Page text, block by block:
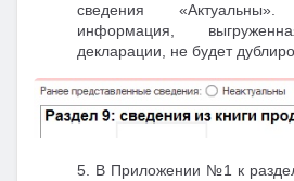
сведения
информация,
декларации, не будет
5. В Приложении №1 к